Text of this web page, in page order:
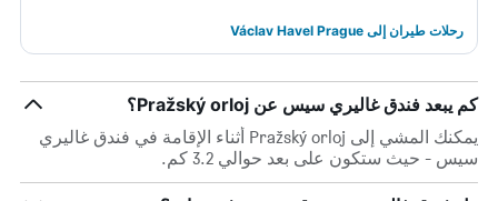
رحلات طيران إلى Václav Havel Prague
كم يبعد فندق غاليري سيس عن Pražský orloj؟
يمكنك المشي إلى Pražský orloj أثناء الإقامة في فندق غاليري
سيس - حيث ستكون على بعد حوالي 3.2 كم.